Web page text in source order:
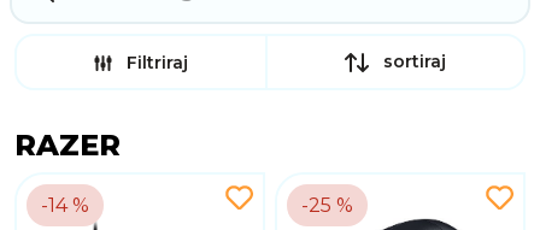
Filtriraj sortiraj
RAZER
-14 % -25 %